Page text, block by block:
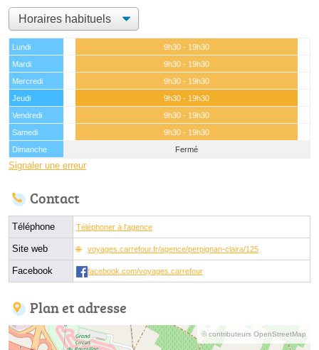
Lundi
9h30 - 19h30
Mardi
9h30 - 19h30
Mercredi
9h30 - 19h30
Jeudi
9h30 - 19h30
Vendredi
9h30 - 19h30
Samedi
9h30 - 19h30
Dimanche
Fermé
Signaler une erreur
Contact
Téléphone Téléphoner à l'agence
Site web voyages.carrefour.fr/agence/perpignan-claira/125
Facebook facebook.com/voyages.carrefour
Plan et adresse
© contributeurs OpenStreetMap